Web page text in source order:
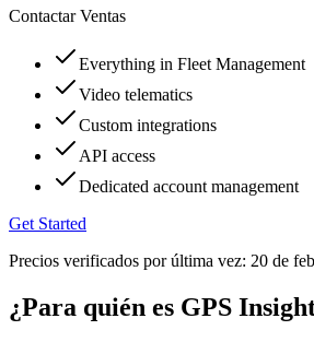
Contactar Ventas
Everything in Fleet Management
Video telematics
Custom integrations
API access
Dedicated account management
Get Started
Precios verificados por última vez: 20 de
¿Para quién es GPS